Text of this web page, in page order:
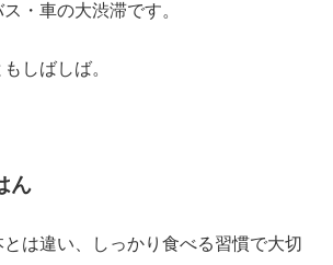
・車の大渋滞です。
しばしば。
ん
は違い、しっかり食べる習慣で大切